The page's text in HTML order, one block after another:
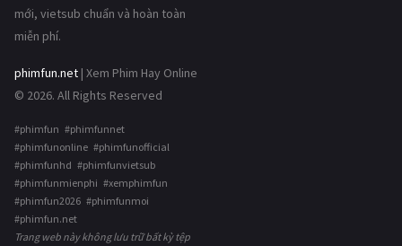
mới, vietsub chuẩn và hoàn toàn
miễn phí.
phimfun.net | Xem Phim Hay Online
© 2026. All Rights Reserved
#phimfun #phimfunnet
#phimfunonline #phimfunofficial
#phimfunhd #phimfunvietsub
#phimfunmienphi #xemphimfun
#phimfun2026 #phimfunmoi
#phimfun.net
Trang web này không lưu trữ bất kỳ tệp